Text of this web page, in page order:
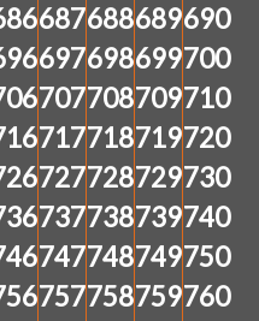
687688689690
697698699700
707708709710
717718719720
727728729730
737738739740
747748749750
757758759760